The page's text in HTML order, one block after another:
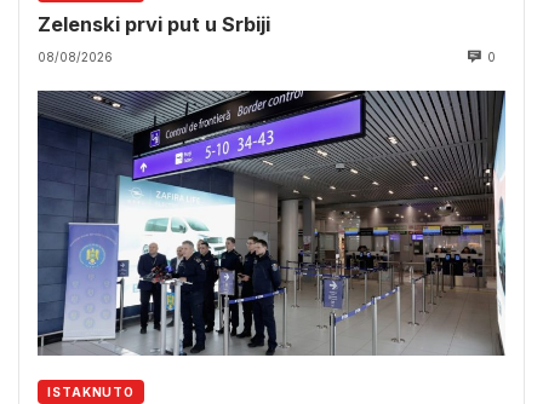
Zelenski prvi put u Srbiji
08/08/2026 0
ISTAKNUTO